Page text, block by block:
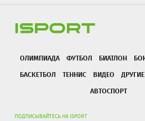
ОЛИМПИАДА ФУТБОЛ БИАТЛОН
БАСКЕТБОЛ
ТЕННИС ВИДЕО ДРУГИЕ
АВТОСПОРТ
ПОДПИСЫВАЙТЕСЬ НА ISPORT